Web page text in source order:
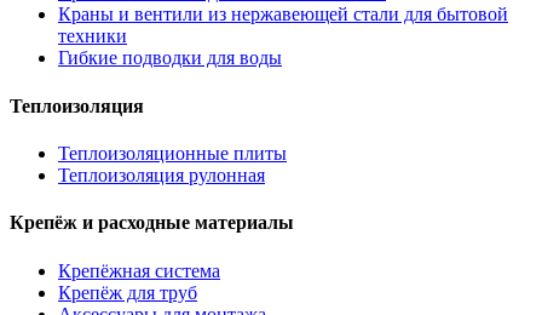
Краны и вентили из нержавеющей стали для бытовой
техники
Гибкие подводки для воды
Теплоизоляция
Теплоизоляционные плиты
Теплоизоляция рулонная
Крепёж и расходные материалы
Крепёжная система
Крепёж для труб